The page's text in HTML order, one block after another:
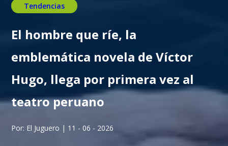
Tendencias
El hombre que ríe, la
emblemática novela de Víctor
Hugo, llega por primera vez al
teatro peruano
Por: El Juguero | 11 - 06 - 2026